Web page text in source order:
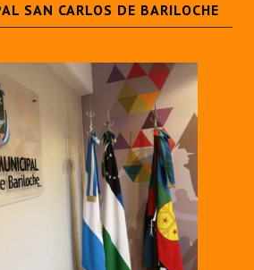
SAN CARLOS DE BARILOCHE